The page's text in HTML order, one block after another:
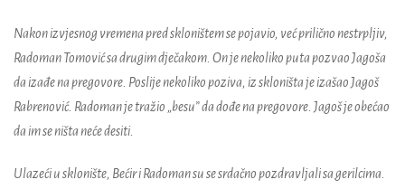
Nakon izvjesnog vremena pred skloništem se pojavio, već prilično nestrpljiv,
Radoman Tomović sa drugim dječakom. On je nekoliko puta pozvao Jagoša
da izađe na pregovore. Poslije nekoliko poziva, iz skloništa je izašao Jagoš
Rabrenović. Radoman je tražio „besu” da dođe na pregovore. Jagoš je obećao
da im se ništa neće desiti.
Ulazeći u sklonište, Bećir i Radoman su se srdačno pozdravljali sa gerilcima.